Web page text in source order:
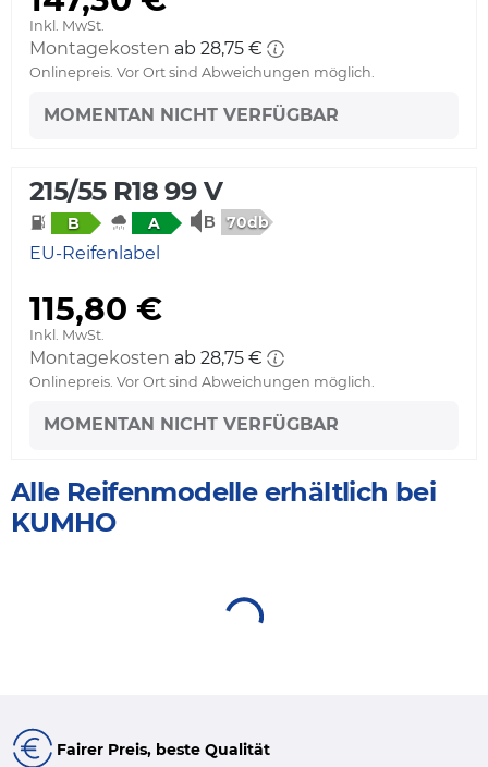
Inkl. MwSt.
Montagekosten ab 28,75 €
Onlinepreis. Vor Ort sind Abweichungen möglich.
MOMENTAN NICHT VERFÜGBAR
215/55 R18 99 V
B A 70db
EU-Reifenlabel
115,80 €
Inkl. MwSt.
Montagekosten ab 28,75 €
Onlinepreis. Vor Ort sind Abweichungen möglich.
MOMENTAN NICHT VERFÜGBAR
Alle Reifenmodelle erhältlich bei
KUMHO
Fairer Preis, beste Qualität